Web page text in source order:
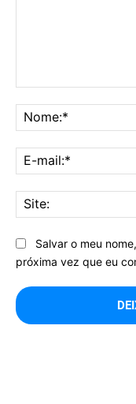
Salvar o meu
próxima vez que eu